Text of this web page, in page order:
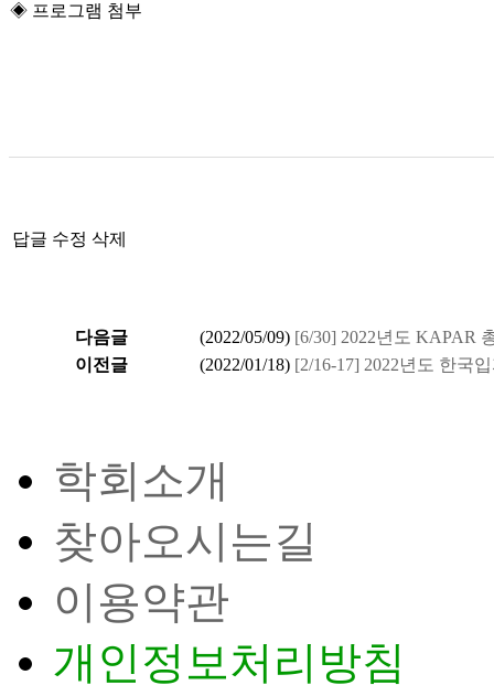
◈ 프로그램 첨부
답글 수정 삭제
다음글 (2022/05/09) [6/30] 2022년도 KAPAR
이전글
(2022/01/18) [2/16-17] 2022년도 한국
학회소개
찾아오시는길
이용약관
개인정보처리방침